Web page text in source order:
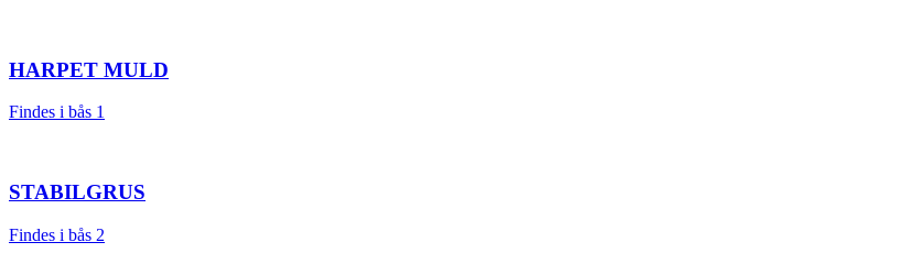
HARPET MULD
Findes i bås 1
STABILGRUS
Findes i bås 2